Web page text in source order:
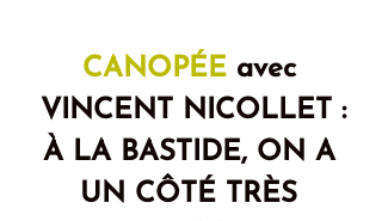
CANOPÉE avec
VINCENT NICOLLET :
À LA BASTIDE, ON A
UN CÔTÉ TRÈS